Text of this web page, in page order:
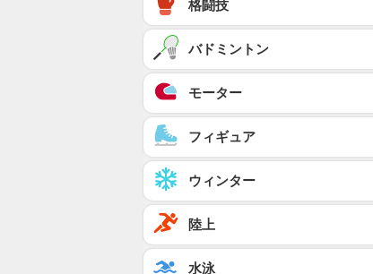
格闘技
バドミントン
モーター
フィギュア
ウィンター
陸上
水泳